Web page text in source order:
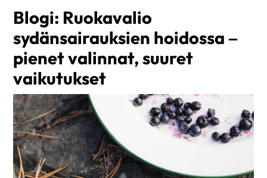
Blogi: Ruokavalio
sydänsairauksien hoidossa –
pienet valinnat, suuret
vaikutukset